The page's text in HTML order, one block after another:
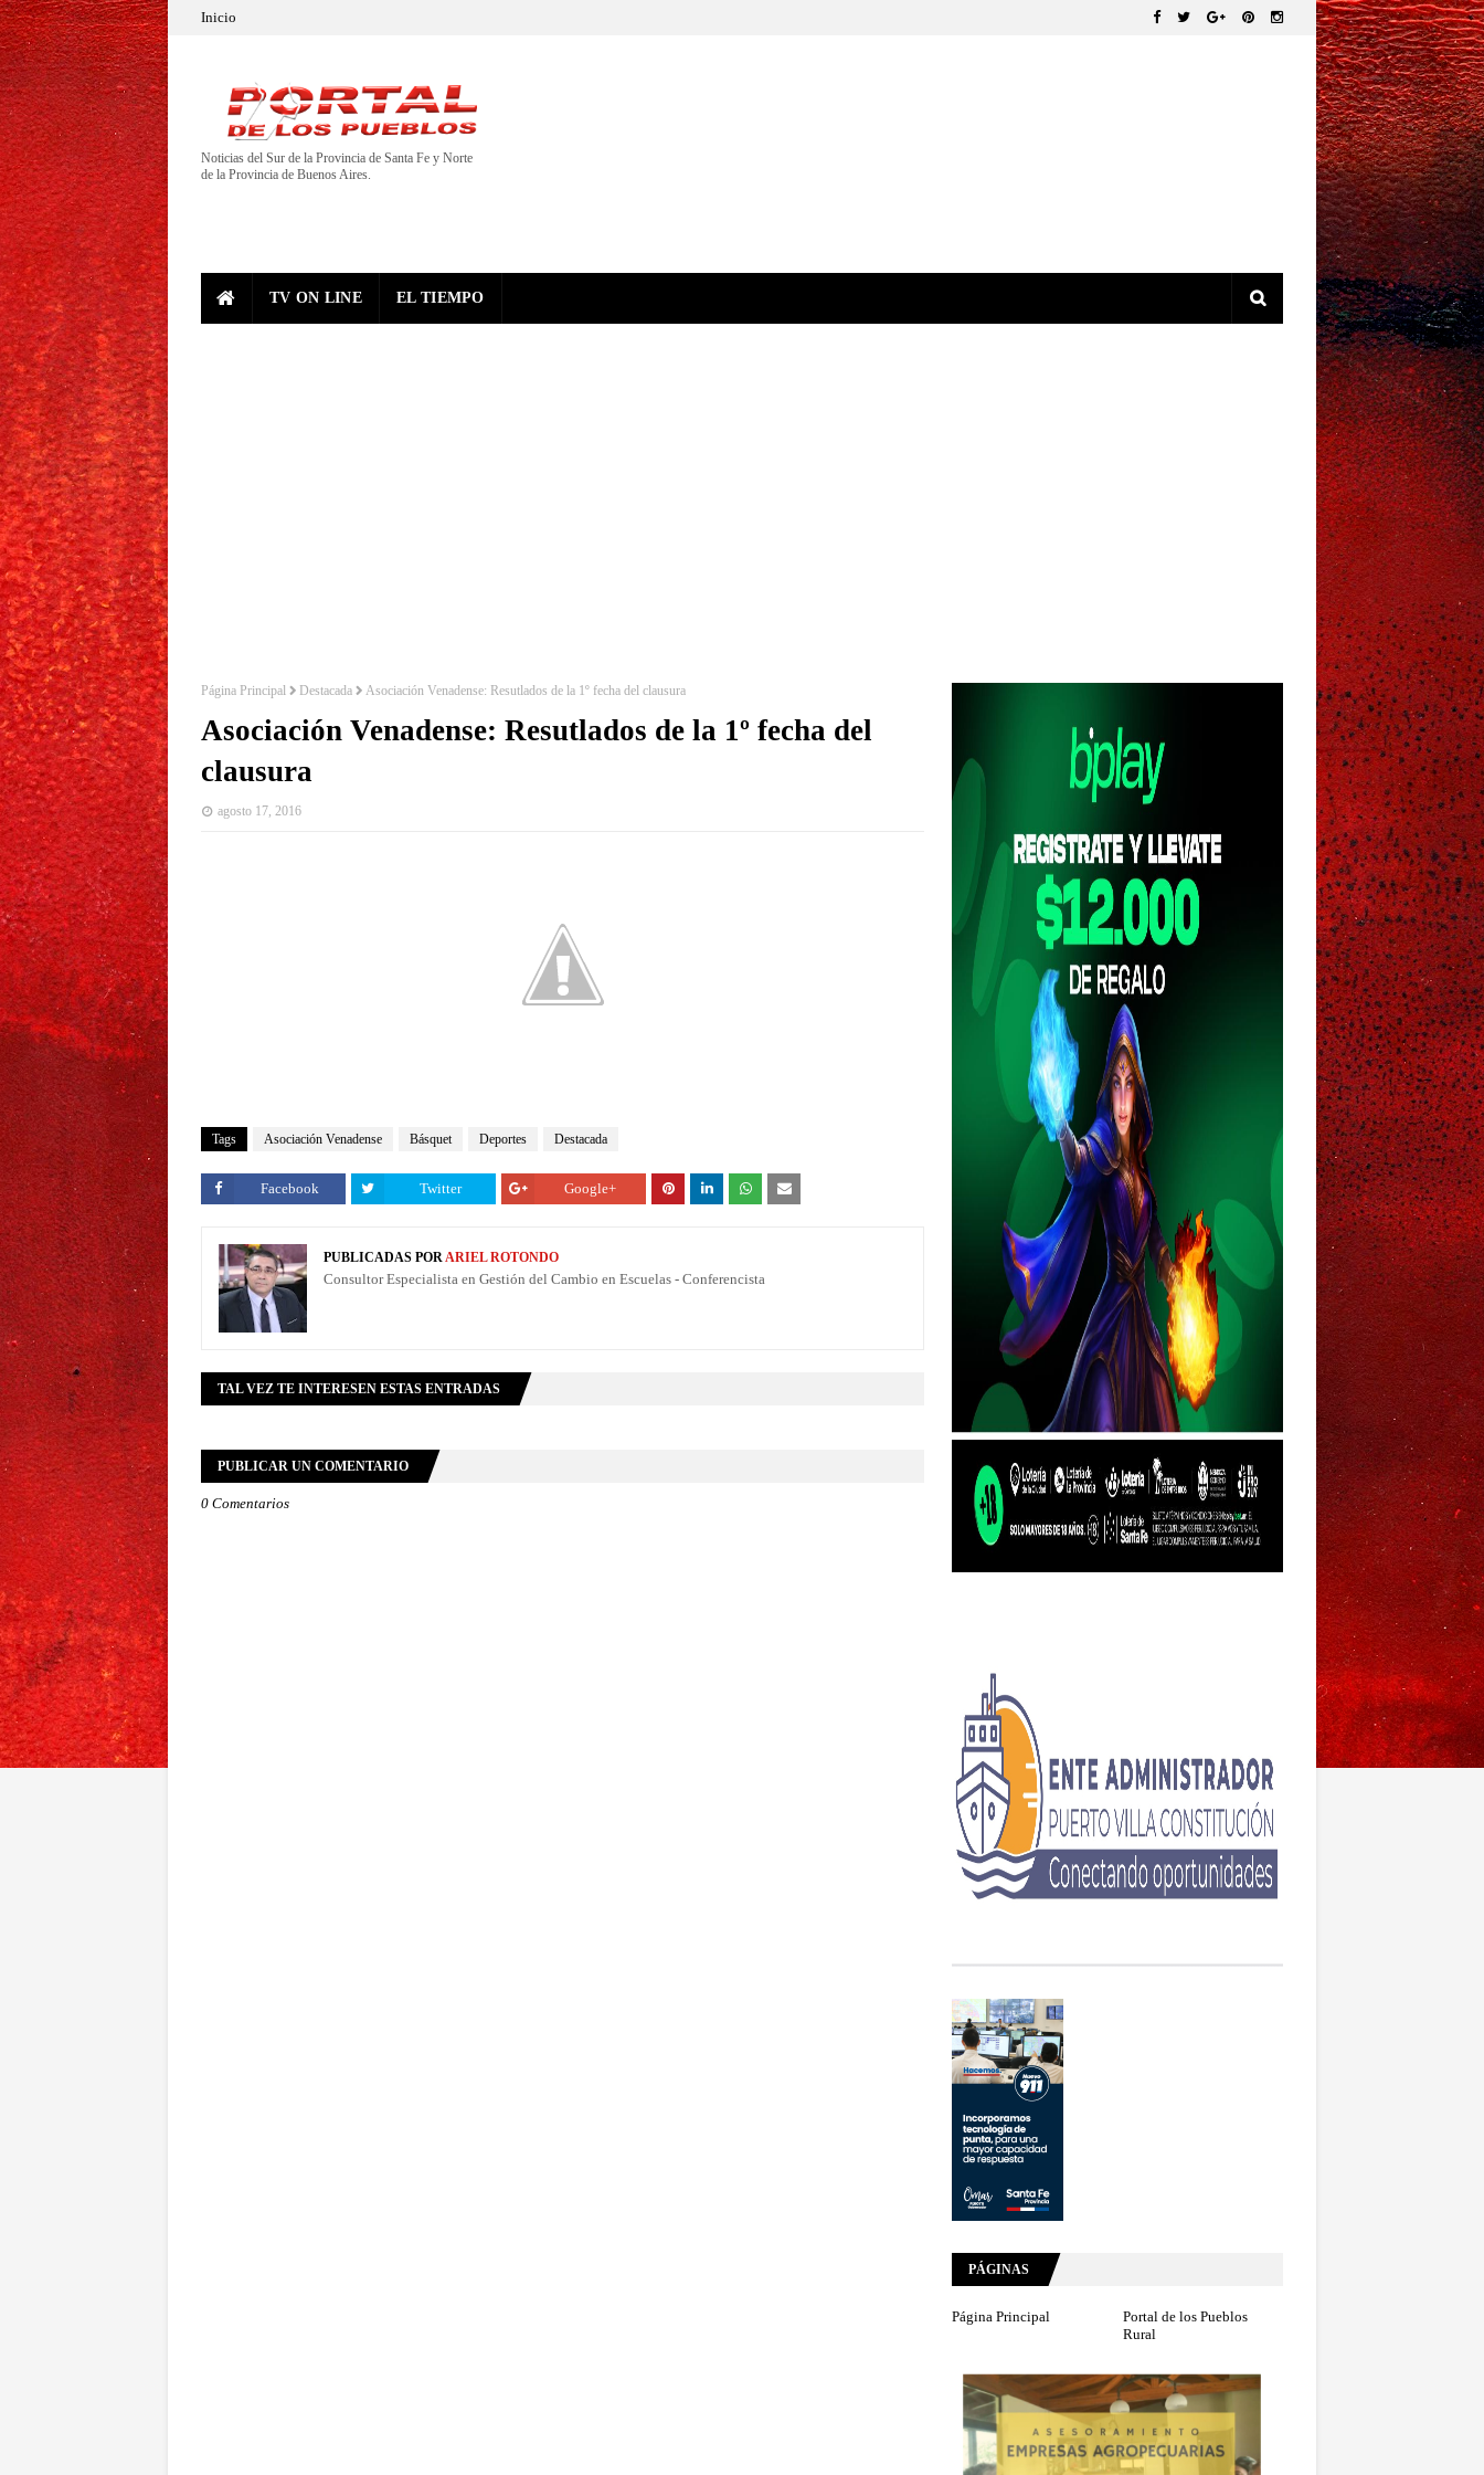
Inicio
Noticias del Sur de la Provincia de Santa Fe y Norte
de la Provincia de Buenos Aires.
TV ON LINE EL TIEMPO
Página Principal Destacada Asociación Venadense: Resutlados de la 1º fecha del clausura
Asociación Venadense: Resutlados de la 1º fecha del
clausura
agosto 17, 2016
Tags Asociación Venadense Básquet Deportes Destacada
Facebook Twitter Google+
PUBLICADAS PORARIEL ROTONDO
Consultor Especialista en Gestión del Cambio en Escuelas - Conferencista
TAL VEZ TE INTERESEN ESTAS ENTRADAS
PUBLICAR UN COMENTARIO
0 Comentarios
PÁGINAS
Página Principal
Portal de los Pueblos
Rural